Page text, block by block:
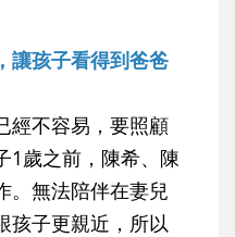
讓孩子看得到爸爸
經不容易，要照顧
1歲之前，陳希、陳
。無法陪伴在妻兒
孩子更親近，所以